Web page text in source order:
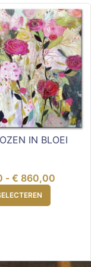
IN BLOEI
- € 860,00